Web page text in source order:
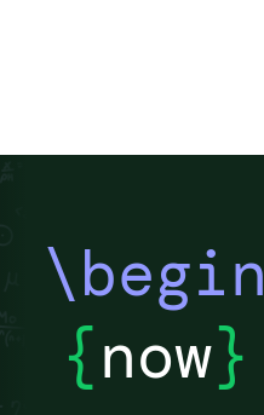
\begin
{now}